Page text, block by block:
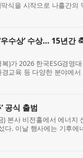
식을 시작으로 나흘간
만...
수상’ 수상… 15년간
)가 2026 한국ESG경영
교육 등 다양한 분야에
공식 출범
본사 비전홀에서 에너지
다. 이날 행사에는 기후